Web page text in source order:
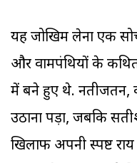
यह जोखिम लेना एक
और वामपंथियों के
में बने हुए थे. नतीजतन,
उठाना पड़ा, जबकि
खिलाफ अपनी स्पष्ट